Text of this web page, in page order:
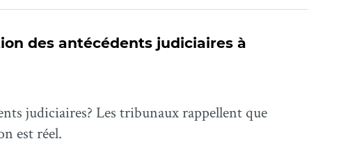
des antécédents judiciaires à
judiciaires? Les tribunaux rappellent que
est réel.